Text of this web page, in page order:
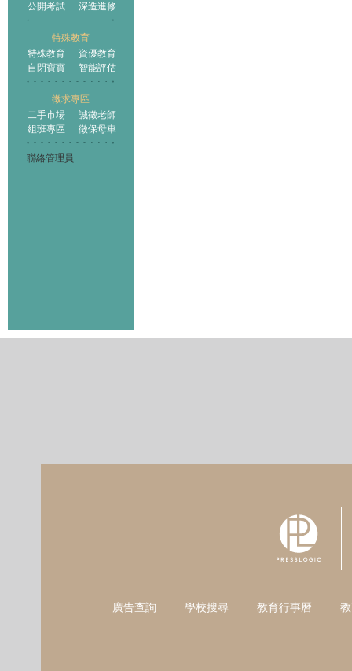
公開考試
深造進修
特殊教育
特殊教育
資優教育
自閉寶寶
智能評估
徵求專區
二手市場
誠徵老師
組班專區
徵保母車
聯絡管理員
廣告查詢 學校搜尋 教育行事曆